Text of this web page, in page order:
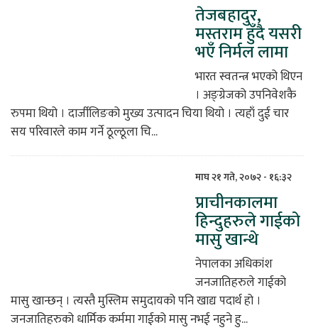
तेजबहादुर,
मस्तराम हुँदै यसरी
भएँ निर्मल लामा
भारत स्वतन्त्र भएको थिएन
। अङ्ग्रेजको उपनिवेशकै
रुपमा थियो । दार्जीलिङको मुख्य उत्पादन चिया थियो । त्यहाँ दुई चार
सय परिवारले काम गर्ने ठूल्ठूला चि...
माघ २१ गते, २०७२ - १६:३२
प्राचीनकालमा
हिन्दुहरुले गाईको
मासु खान्थे
नेपालका अधिकांश
जनजातिहरुले गाईको
मासु खान्छन् । त्यस्तै मुस्लिम समुदायको पनि खाद्य पदार्थ हो ।
जनजातिहरुको धार्मिक कर्ममा गाईको मासु नभई नहुने हु...